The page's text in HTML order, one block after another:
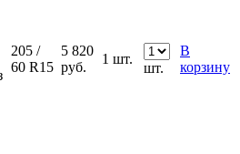
205 /
60 R15
5 820
руб.
1 шт.
шт.
В
корзину